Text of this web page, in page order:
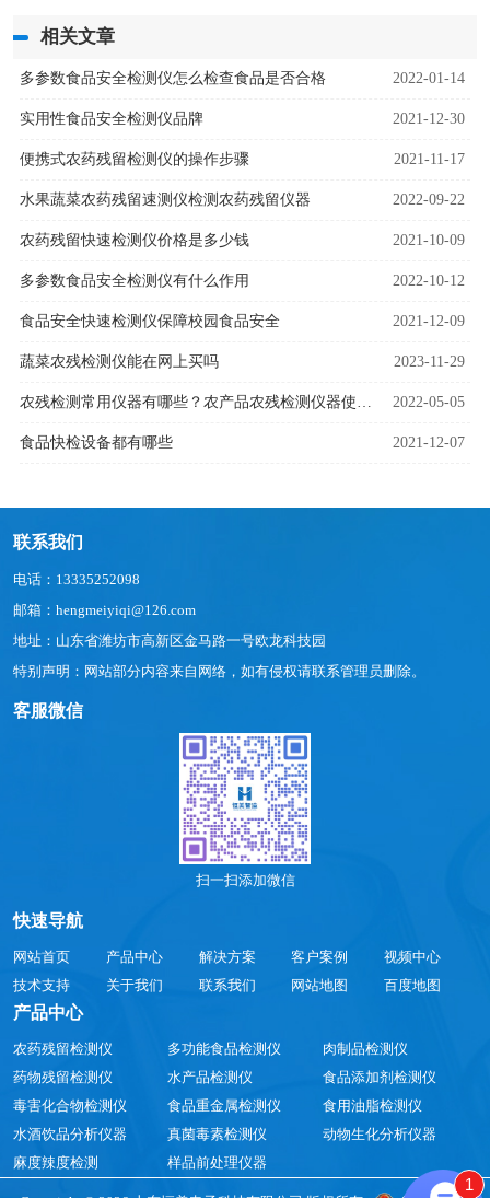
相关文章
多参数食品安全检测仪怎么检查食品是否合格 2022-01-14
实用性食品安全检测仪品牌 2021-12-30
便携式农药残留检测仪的操作步骤 2021-11-17
水果蔬菜农药残留速测仪检测农药残留仪器 2022-09-22
农药残留快速检测仪价格是多少钱 2021-10-09
多参数食品安全检测仪有什么作用 2022-10-12
食品安全快速检测仪保障校园食品安全 2021-12-09
蔬菜农残检测仪能在网上买吗 2023-11-29
农残检测常用仪器有哪些？农产品农残检测仪器使用技巧 2022-05-05
食品快检设备都有哪些 2021-12-07
联系我们
电话：13335252098
邮箱：hengmeiyiqi@126.com
地址：山东省潍坊市高新区金马路一号欧龙科技园
特别声明：网站部分内容来自网络，如有侵权请联系管理员删除。
客服微信
扫一扫添加微信
快速导航
网站首页 产品中心 解决方案 客户案例
视频中心
技术支持
关于我们 联系我们 网站地图 百度地图
产品中心
农药残留检测仪 多功能食品检测仪
肉制品检测仪
药物残留检测仪
水产品检测仪
食品添加剂检测仪
毒害化合物检测仪
食品重金属检测仪
食用油脂检测仪
水酒饮品分析仪器
真菌毒素检测仪
动物生化分析仪器
麻度辣度检测
样品前处理仪器
1